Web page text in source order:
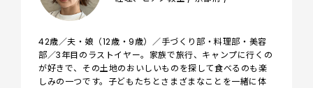
42歳／夫・娘（12歳・9歳）／手づくり部・料理部・美容
部／3年目のラストイヤー。家族で旅行、キャンプに行くの
が好きで、その土地のおいしいものを探して食べるのも楽
しみの一つです。子どもたちとさまざまなことを一緒に体